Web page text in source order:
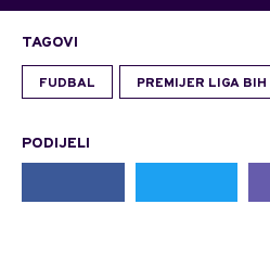
TAGOVI
FUDBAL PREMIJER LIGA BIH
PODIJELI